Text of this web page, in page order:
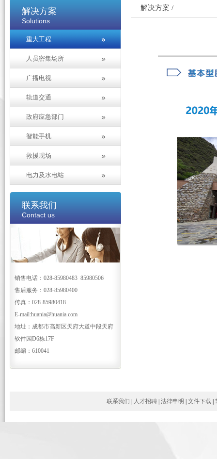
解决方案
Solutions
重大工程
人员密集场所
广播电视
轨道交通
政府应急部门
智能手机
救援现场
电力及水电站
联系我们
Contact us
销售电话：028-85980483 85980506
售后服务：028-85980400
传真：028-85980418
E-mail:huania@huania.com
地址：成都市高新区天府大道中段天府
软件园D6栋17F
邮编：610041
解决方案 /
联系我们 人才招聘 法律申明 文件下载